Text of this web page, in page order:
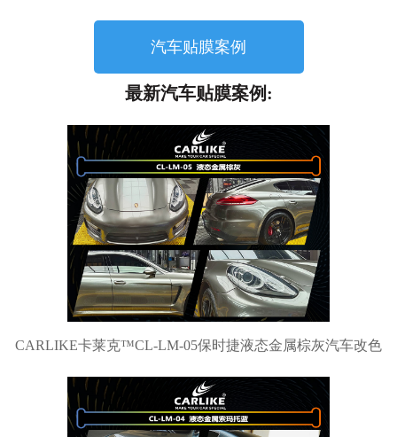
汽车贴膜案例
最新汽车贴膜案例:
CARLIKE卡莱克™CL-LM-05保时捷液态金属棕灰汽车改色